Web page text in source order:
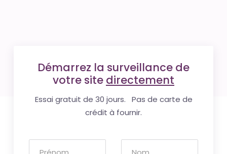
Démarrez la surveillance de
votre site directement
Essai gratuit de 30 jours. Pas de carte de
crédit à fournir.